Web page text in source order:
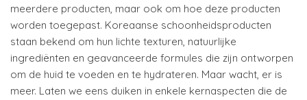
meerdere producten, maar ook om hoe deze producten
worden toegepast. Koreaanse schoonheidsproducten
staan bekend om hun lichte texturen, natuurlijke
ingrediënten en geavanceerde formules die zijn ontworpen
om de huid te voeden en te hydrateren. Maar wacht, er is
meer. Laten we eens duiken in enkele kernaspecten die de